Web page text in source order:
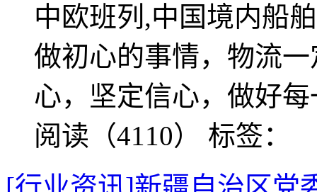
中欧班列,中国境内船
做初心的事情，物流
心，坚定信心，做好
阅读（4110） 标签：